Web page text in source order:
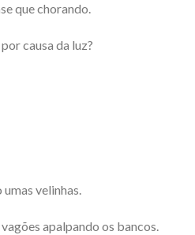
que chorando.
causa da luz?
velinhas.
apalpando os bancos.